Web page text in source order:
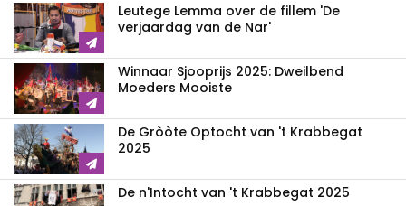
Leutege Lemma over de fillem 'De
verjaardag van de Nar'
Winnaar Sjooprijs 2025: Dweilbend
Moeders Mooiste
De Gròòte Optocht van 't Krabbegat
2025
De n'Intocht van 't Krabbegat 2025